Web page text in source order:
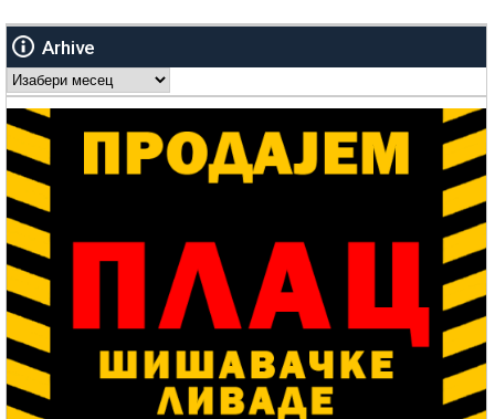
Arhive
Arhive